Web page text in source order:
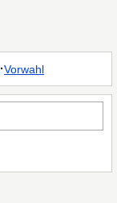
·Vorwahl